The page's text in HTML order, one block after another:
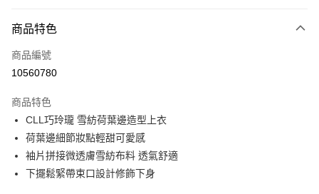
信用卡一次付款
信用卡分期付款
合作金庫商業銀行
華南商業銀行
上海商業儲蓄銀行
國泰世華商業銀行
兆豐國際商業銀行
臺灣中小企業銀行
超商取貨付款
LINE Pay
Apple Pay
商品特色
商品編號
10560780
商品特色
CLL巧玲瓏 雪紡荷葉邊造型上衣
荷葉邊細節妝點輕甜可愛感
袖片拼接微透膚雪紡布料 透氣舒適
下擺鬆緊帶束口設計修飾下身